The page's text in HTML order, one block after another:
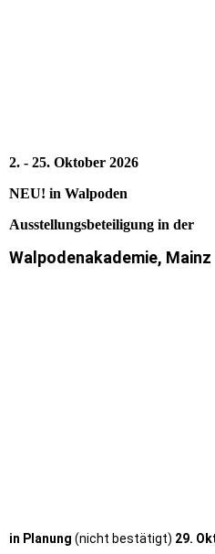
2. - 25. Oktober 2026
NEU! in Walpoden
Ausstellungsbeteiligung in der
Walpodenakademie, Mainz
in Planung (nicht bestätigt) 29.